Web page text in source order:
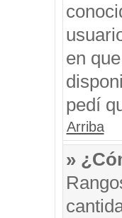
en
pedí
Arriba
»